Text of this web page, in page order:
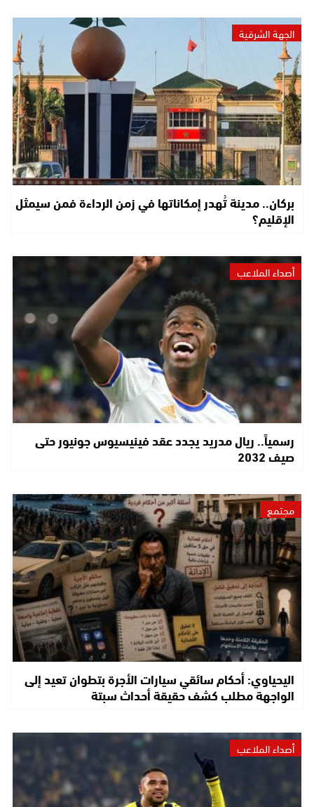
الجهة الشرقية
بركان.. مدينة تُهدر إمكاناتها في زمن الرداءة فمن سيمثل
الإقليم؟
أصداء الملاعب
رسمياً.. ريال مدريد يجدد عقد فينيسيوس جونيور حتى
صيف 2032
مجتمع
اليحياوي: أحكام سائقي سيارات الأجرة بتطوان تعيد إلى
الواجهة مطلب كشف حقيقة أحداث سبتة
أصداء الملاعب